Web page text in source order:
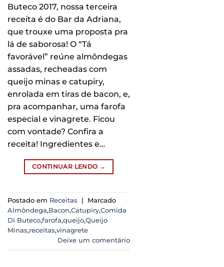
Buteco 2017, nossa terceira
receita é do Bar da Adriana,
que trouxe uma proposta pra
lá de saborosa! O “Tá
favorável” reúne almôndegas
assadas, recheadas com
queijo minas e catupiry,
enrolada em tiras de bacon, e,
pra acompanhar, uma farofa
especial e vinagrete. Ficou
com vontade? Confira a
receita! Ingredientes e…
CONTINUAR LENDO →
Postado em Receitas |
Marcado
Almôndega,Bacon,Catupiry,Comida
Di Buteco,farofa,queijo,Queijo
Minas,receitas,vinagrete
Deixe um comentário